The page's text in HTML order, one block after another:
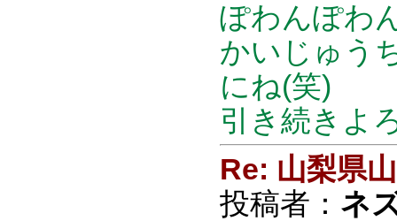
ぽわんぽわ
かいじゅう
にね(笑)
引き続きよ
Re: 山梨県
投稿者： ネ